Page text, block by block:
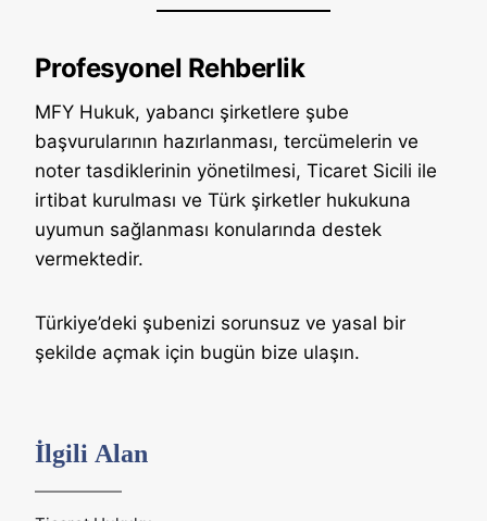
Profesyonel Rehberlik
MFY Hukuk, yabancı şirketlere şube
başvurularının hazırlanması, tercümelerin ve
noter tasdiklerinin yönetilmesi, Ticaret Sicili ile
irtibat kurulması ve Türk şirketler hukukuna
uyumun sağlanması konularında destek
vermektedir.
Türkiye’deki şubenizi sorunsuz ve yasal bir
şekilde açmak için bugün bize ulaşın.
İlgili Alan